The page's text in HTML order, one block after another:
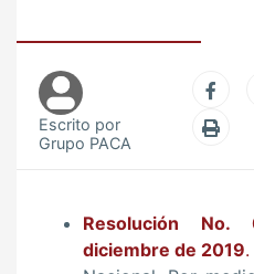
Escrito por
Grupo PACA
Resolución
diciembre de 2019.